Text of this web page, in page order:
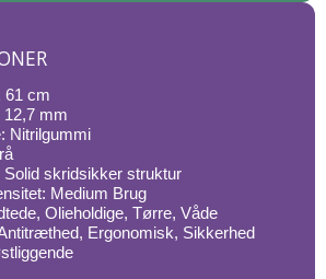
61 cm
mm
Nitrilgummi
skridsikker struktur
Medium Brug
Olieholdige, Tørre, Våde
Ergonomisk, Sikkerhed